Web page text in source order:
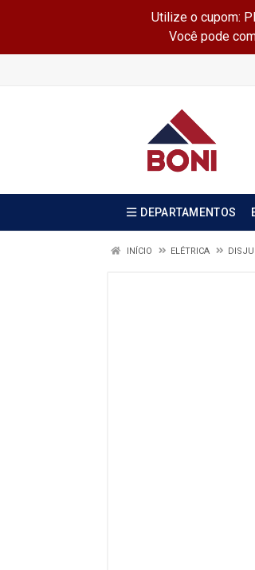
Utilize o cupom:
Você pode
DEPARTAMENTOS
INÍCIO ELÉTRICA